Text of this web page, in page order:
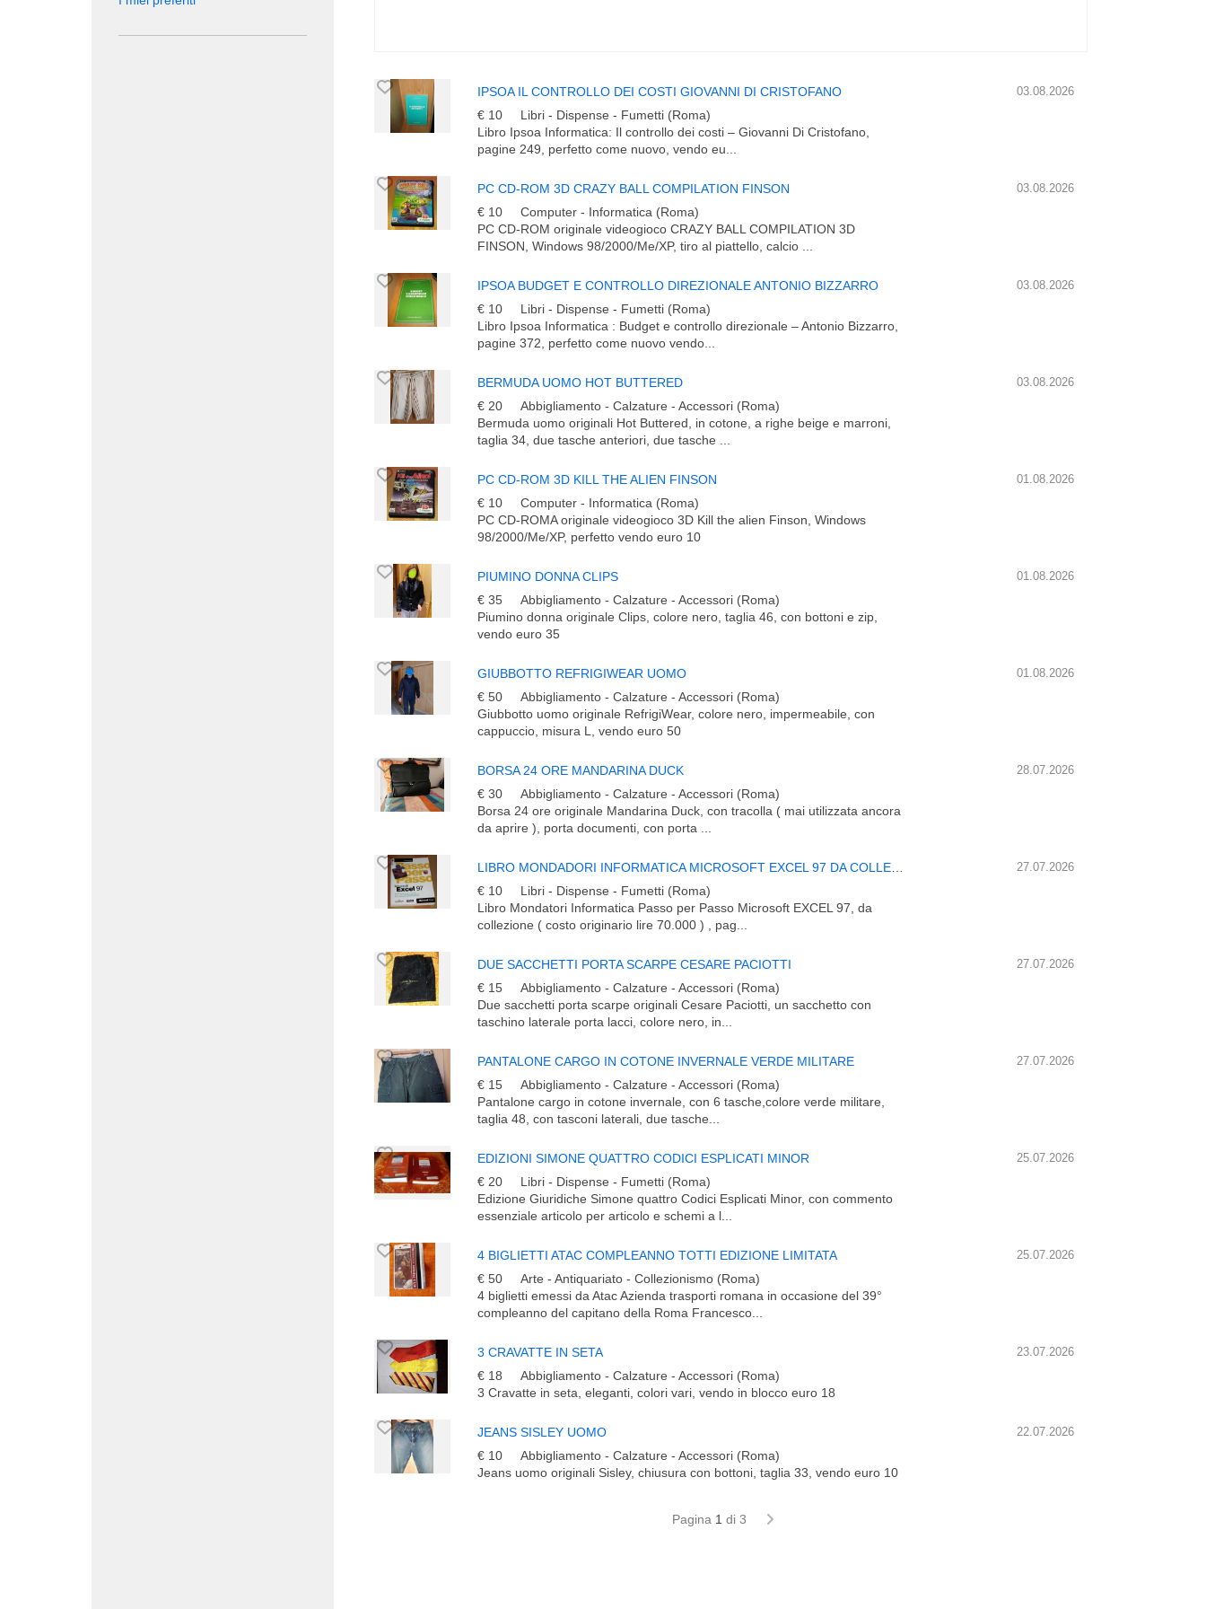
03.08.2026
IPSOA IL CONTROLLO DEI COSTI GIOVANNI DI CRISTOFANO
€ 10
Libri - Dispense - Fumetti (Roma)
Libro Ipsoa Informatica: Il controllo dei costi – Giovanni Di Cristofano,
pagine 249, perfetto come nuovo, vendo eu...
03.08.2026
PC CD-ROM 3D CRAZY BALL COMPILATION FINSON
€ 10
Computer - Informatica (Roma)
PC CD-ROM originale videogioco CRAZY BALL COMPILATION 3D
FINSON, Windows 98/2000/Me/XP, tiro al piattello, calcio ...
03.08.2026
IPSOA BUDGET E CONTROLLO DIREZIONALE ANTONIO BIZZARRO
€ 10
Libri - Dispense - Fumetti (Roma)
Libro Ipsoa Informatica : Budget e controllo direzionale – Antonio Bizzarro,
pagine 372, perfetto come nuovo vendo...
03.08.2026
BERMUDA UOMO HOT BUTTERED
€ 20
Abbigliamento - Calzature - Accessori (Roma)
Bermuda uomo originali Hot Buttered, in cotone, a righe beige e marroni,
taglia 34, due tasche anteriori, due tasche ...
01.08.2026
PC CD-ROM 3D KILL THE ALIEN FINSON
€ 10
Computer - Informatica (Roma)
PC CD-ROMA originale videogioco 3D Kill the alien Finson, Windows
98/2000/Me/XP, perfetto vendo euro 10
01.08.2026
PIUMINO DONNA CLIPS
€ 35
Abbigliamento - Calzature - Accessori (Roma)
Piumino donna originale Clips, colore nero, taglia 46, con bottoni e zip,
vendo euro 35
01.08.2026
GIUBBOTTO REFRIGIWEAR UOMO
€ 50
Abbigliamento - Calzature - Accessori (Roma)
Giubbotto uomo originale RefrigiWear, colore nero, impermeabile, con
cappuccio, misura L, vendo euro 50
28.07.2026
BORSA 24 ORE MANDARINA DUCK
€ 30
Abbigliamento - Calzature - Accessori (Roma)
Borsa 24 ore originale Mandarina Duck, con tracolla ( mai utilizzata ancora
da aprire ), porta documenti, con porta ...
27.07.2026
€ 10
Libri - Dispense - Fumetti (Roma)
Libro Mondatori Informatica Passo per Passo Microsoft EXCEL 97, da
collezione ( costo originario lire 70.000 ) , pag...
27.07.2026
DUE SACCHETTI PORTA SCARPE CESARE PACIOTTI
€ 15
Abbigliamento - Calzature - Accessori (Roma)
Due sacchetti porta scarpe originali Cesare Paciotti, un sacchetto con
taschino laterale porta lacci, colore nero, in...
27.07.2026
PANTALONE CARGO IN COTONE INVERNALE VERDE MILITARE
€ 15
Abbigliamento - Calzature - Accessori (Roma)
Pantalone cargo in cotone invernale, con 6 tasche,colore verde militare,
taglia 48, con tasconi laterali, due tasche...
25.07.2026
EDIZIONI SIMONE QUATTRO CODICI ESPLICATI MINOR
€ 20
Libri - Dispense - Fumetti (Roma)
Edizione Giuridiche Simone quattro Codici Esplicati Minor, con commento
essenziale articolo per articolo e schemi a l...
25.07.2026
4 BIGLIETTI ATAC COMPLEANNO TOTTI EDIZIONE LIMITATA
€ 50
Arte - Antiquariato - Collezionismo (Roma)
4 biglietti emessi da Atac Azienda trasporti romana in occasione del 39°
compleanno del capitano della Roma Francesco...
23.07.2026
3 CRAVATTE IN SETA
€ 18
Abbigliamento - Calzature - Accessori (Roma)
3 Cravatte in seta, eleganti, colori vari, vendo in blocco euro 18
22.07.2026
JEANS SISLEY UOMO
€ 10
Abbigliamento - Calzature - Accessori (Roma)
Jeans uomo originali Sisley, chiusura con bottoni, taglia 33, vendo euro 10
Pagina 1 di 3